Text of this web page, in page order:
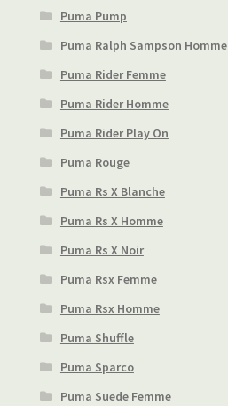
Puma Pump
Puma Ralph Sampson Homme
Puma Rider Femme
Puma Rider Homme
Puma Rider Play On
Puma Rouge
Puma Rs X Blanche
Puma Rs X Homme
Puma Rs X Noir
Puma Rsx Femme
Puma Rsx Homme
Puma Shuffle
Puma Sparco
Puma Suede Femme